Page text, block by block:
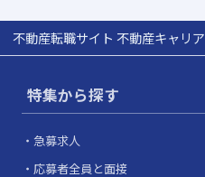
不動産転職サイト 不動産キャリア
特集から探す
急募求人
応募者全員と面接